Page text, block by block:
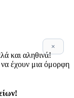
×
και αληθινά!
έχουν μια όμορφη